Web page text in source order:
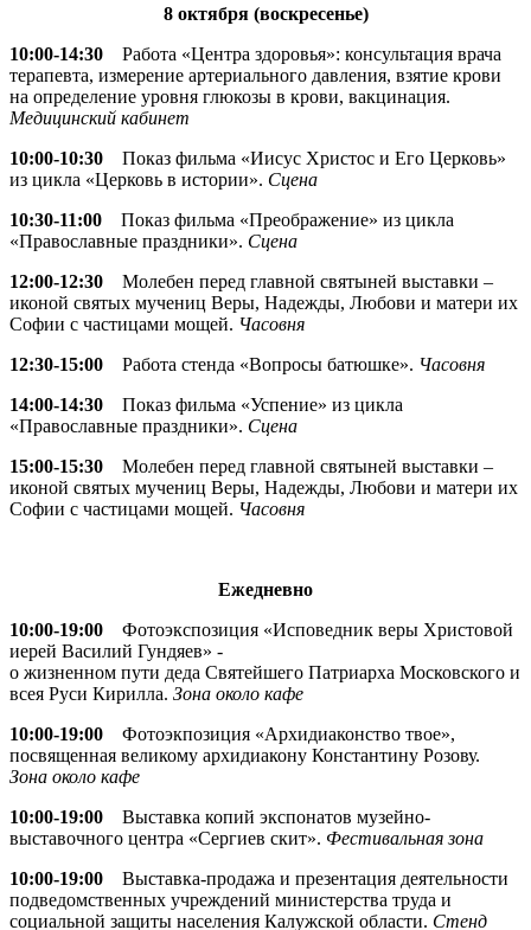
8 октября (воскресенье)
10:00-14:30 Работа «Центра здоровья»: консультация врача
терапевта, измерение артериального давления, взятие крови
на определение уровня глюкозы в крови, вакцинация.
Медицинский кабинет
10:00-10:30 Показ фильма «Иисус Христос и Его Церковь»
из цикла «Церковь в истории». Сцена
10:30-11:00 Показ фильма «Преображение» из цикла
«Православные праздники». Сцена
12:00-12:30 Молебен перед главной святыней выставки –
иконой святых мучениц Веры, Надежды, Любови и матери их
Софии с частицами мощей. Часовня
12:30-15:00 Работа стенда «Вопросы батюшке». Часовня
14:00-14:30 Показ фильма «Успение» из цикла
«Православные праздники». Сцена
15:00-15:30 Молебен перед главной святыней выставки –
иконой святых мучениц Веры, Надежды, Любови и матери их
Софии с частицами мощей. Часовня
Ежедневно
10:00-19:00 Фотоэкспозиция «Исповедник веры Христовой
иерей Василий Гундяев» -
о жизненном пути деда Святейшего Патриарха Московского и
всея Руси Кирилла. Зона около кафе
10:00-19:00 Фотоэкпозиция «Архидиаконство твое»,
посвященная великому архидиакону Константину Розову.
Зона около кафе
10:00-19:00 Выставка копий экспонатов музейно-
выставочного центра «Сергиев скит». Фестивальная зона
10:00-19:00 Выставка-продажа и презентация деятельности
подведомственных учреждений министерства труда и
социальной защиты населения Калужской области. Стенд